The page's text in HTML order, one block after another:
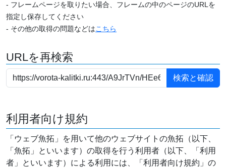
- フレームページを取りたい場合、フレームの中のページのURLを
指定し保存してください
- その他の取得の問題などはこちら
URLを再検索
利用者向け規約
「ウェブ魚拓」を用いて他のウェブサイトの魚拓（以下、
「魚拓」といいます）の取得を行う利用者（以下、「利用
者」といいます）による利用には、「利用者向け規約」の